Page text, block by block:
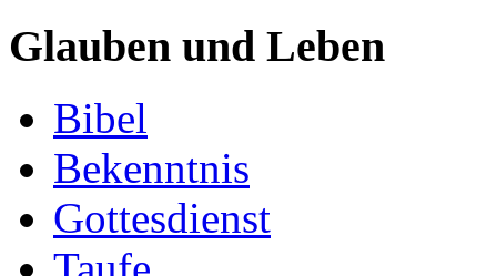
Glauben und Leben
Bibel
Bekenntnis
Gottesdienst